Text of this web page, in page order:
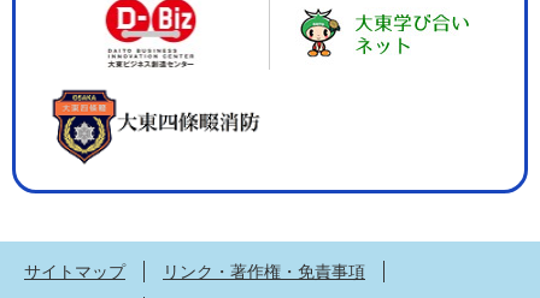
サイトマップ
リンク・著作権・免責事項